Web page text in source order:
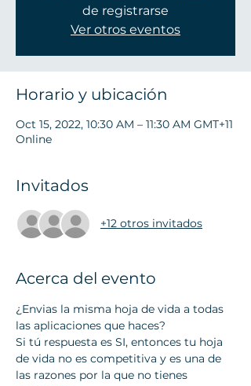
de registrarse
Ver otros eventos
Horario y ubicación
Oct 15, 2022, 10:30 AM – 11:30 AM GMT+11
Online
Invitados
+12 otros invitados
Acerca del evento
¿Envias la misma hoja de vida a todas
las aplicaciones que haces?
Si tú respuesta es SI, entonces tu hoja
de vida no es competitiva y es una de
las razones por la que no tienes